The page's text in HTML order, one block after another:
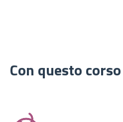
Con questo